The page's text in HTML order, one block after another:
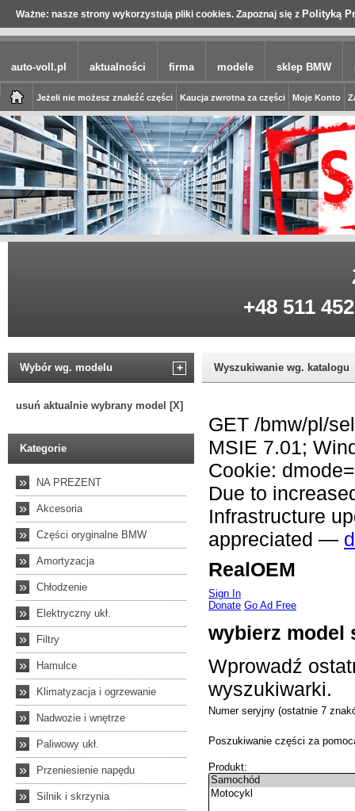
Ważne: nasze strony wykorzystują pliki cookies. Zapoznaj się z Polityką
auto-voll.pl aktualności firma modele sklep BMW
Jeżeli nie możesz znaleźć części Kaucja zwrotna za części Moje Konto
+48 511
Wybór wg. modelu +
usuń aktualnie wybrany model [X]
Kategorie
» NA PREZENT
» Akcesoria
» Części oryginalne BMW
» Amortyzacja
» Chłodzenie
» Elektryczny ukł.
» Filtry
» Hamulce
» Klimatyzacja i ogrzewanie
» Nadwozie i wnętrze
» Paliwowy ukł.
» Przeniesienie napędu
» Silnik i skrzynia
Wyszukiwanie wg. katalogu